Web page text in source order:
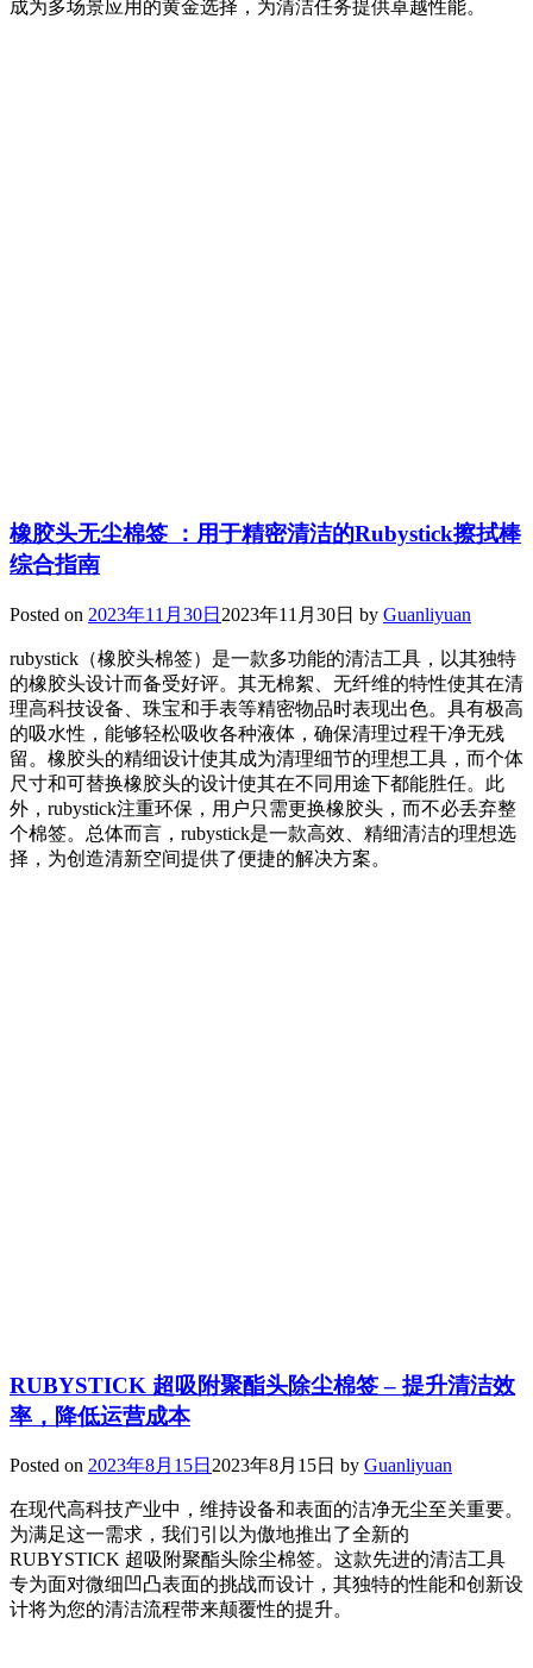
成为多场景应用的黄金选择，为清洁任务提供卓越性能。
橡胶头无尘棉签 ：用于精密清洁的Rubystick擦拭棒
综合指南
Posted on 2023年11月30日 2023年11月30日 by Guanliyuan
rubystick（橡胶头棉签）是一款多功能的清洁工具，以其独特
的橡胶头设计而备受好评。其无棉絮、无纤维的特性使其在清
理高科技设备、珠宝和手表等精密物品时表现出色。具有极高
的吸水性，能够轻松吸收各种液体，确保清理过程干净无残
留。橡胶头的精细设计使其成为清理细节的理想工具，而个体
尺寸和可替换橡胶头的设计使其在不同用途下都能胜任。此
外，rubystick注重环保，用户只需更换橡胶头，而不必丢弃整
个棉签。总体而言，rubystick是一款高效、精细清洁的理想选
择，为创造清新空间提供了便捷的解决方案。
RUBYSTICK 超吸附聚酯头除尘棉签 – 提升清洁效
率，降低运营成本
Posted on 2023年8月15日 2023年8月15日 by Guanliyuan
在现代高科技产业中，维持设备和表面的洁净无尘至关重要。
为满足这一需求，我们引以为傲地推出了全新的
RUBYSTICK 超吸附聚酯头除尘棉签。这款先进的清洁工具
专为面对微细凹凸表面的挑战而设计，其独特的性能和创新设
计将为您的清洁流程带来颠覆性的提升。